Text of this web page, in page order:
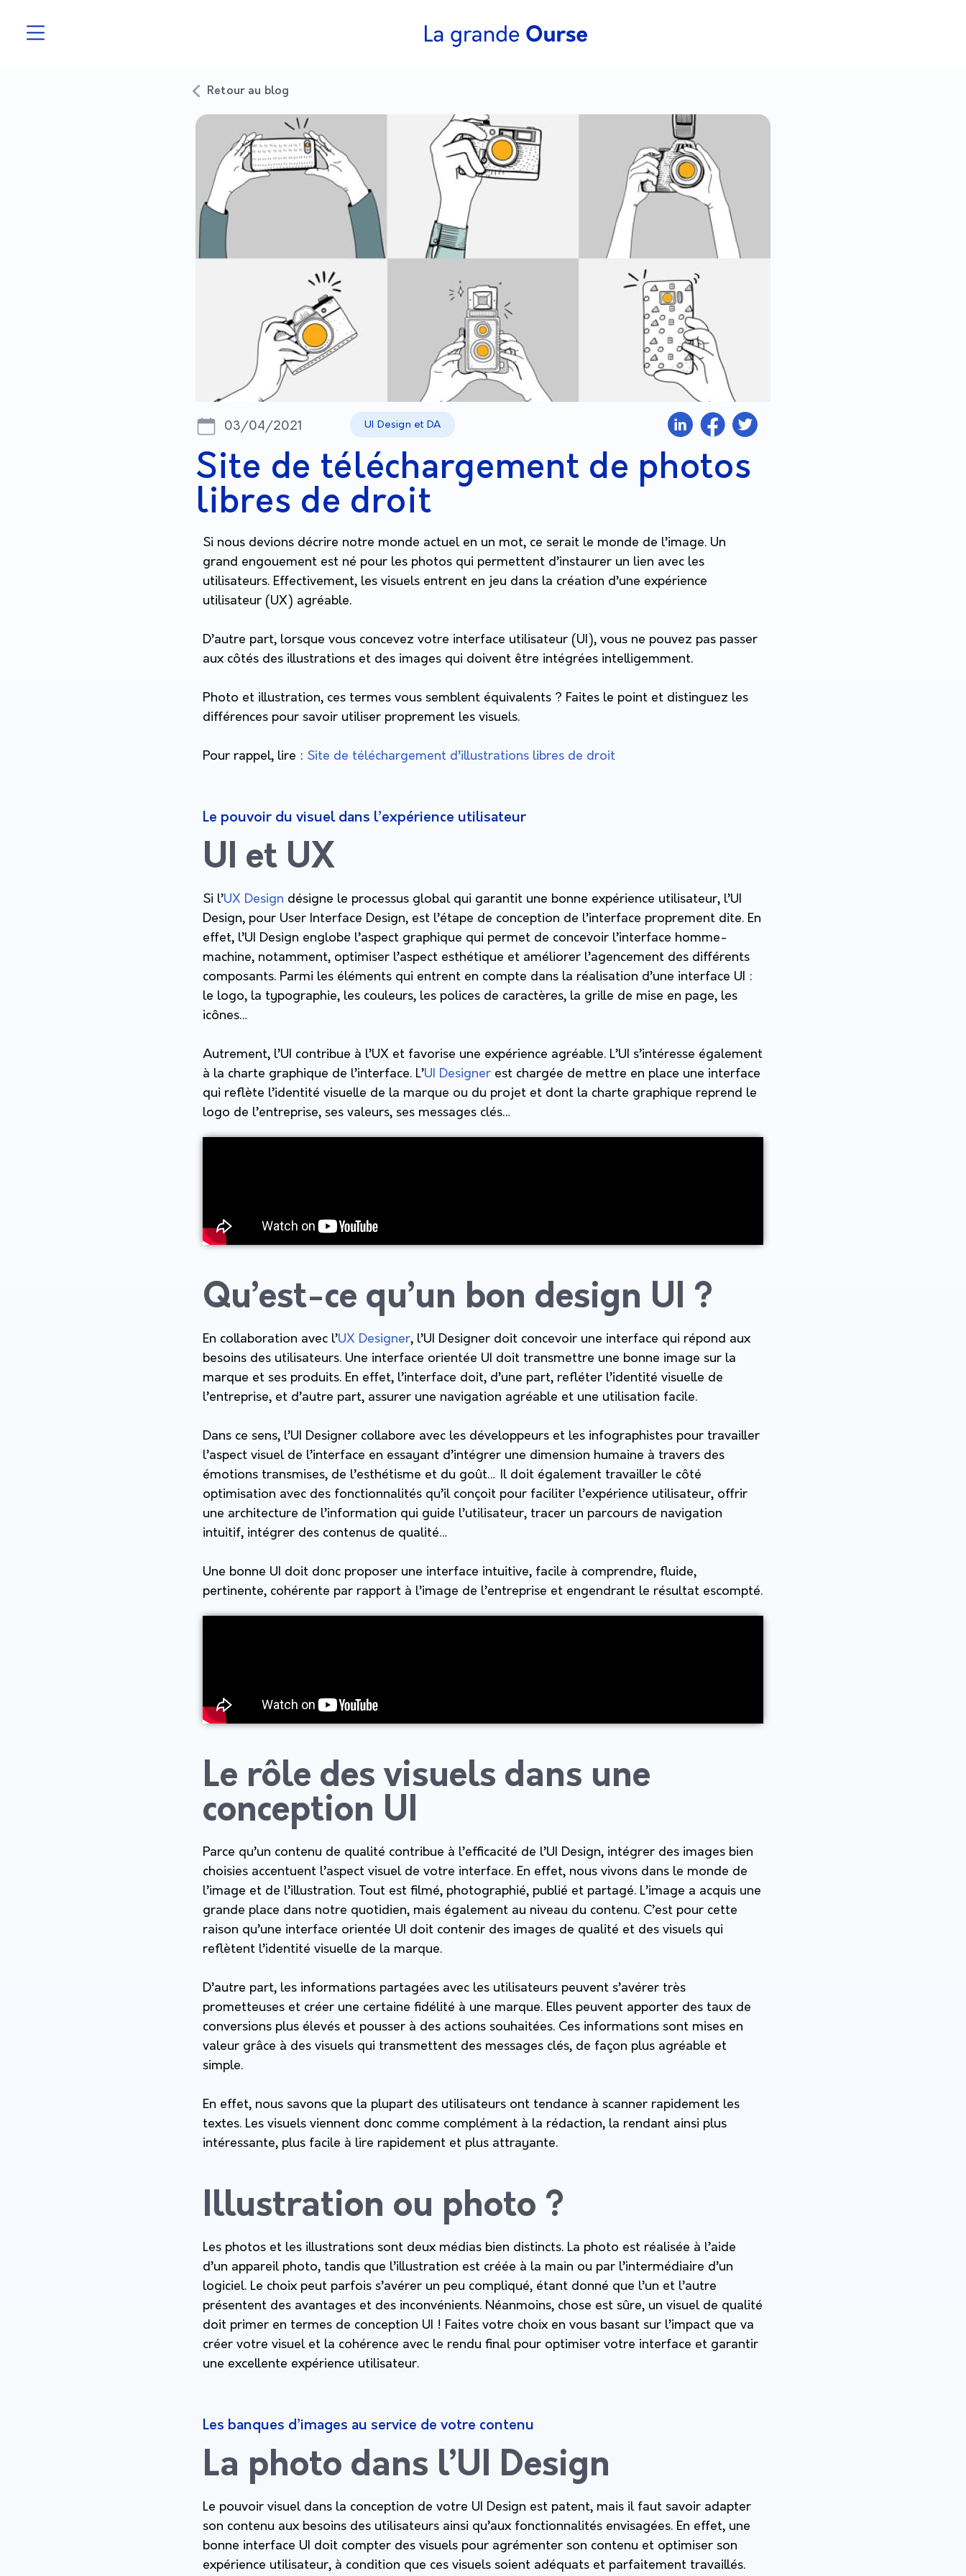
Retour au blog
03/04/2021 UI Design et DA
Site de téléchargement de photos
libres de droit
Si nous devions décrire notre monde actuel en un mot, ce serait le monde de l’image. Un
grand engouement est né pour les photos qui permettent d’instaurer un lien avec les
utilisateurs. Effectivement, les visuels entrent en jeu dans la création d’une expérience
utilisateur (UX) agréable.
D’autre part, lorsque vous concevez votre interface utilisateur (UI), vous ne pouvez pas passer
aux côtés des illustrations et des images qui doivent être intégrées intelligemment.
Photo et illustration, ces termes vous semblent équivalents ? Faites le point et distinguez les
différences pour savoir utiliser proprement les visuels.
Pour rappel, lire : Site de téléchargement d’illustrations libres de droit
Le pouvoir du visuel dans l’expérience utilisateur
UI et UX
Si l’UX Design désigne le processus global qui garantit une bonne expérience utilisateur, l’UI
Design, pour User Interface Design, est l’étape de conception de l’interface proprement dite. En
effet, l’UI Design englobe l’aspect graphique qui permet de concevoir l’interface homme-
machine, notamment, optimiser l’aspect esthétique et améliorer l’agencement des différents
composants. Parmi les éléments qui entrent en compte dans la réalisation d’une interface UI :
le logo, la typographie, les couleurs, les polices de caractères, la grille de mise en page, les
icônes…
Autrement, l’UI contribue à l’UX et favorise une expérience agréable. L’UI s’intéresse également
à la charte graphique de l’interface. L’UI Designer est chargée de mettre en place une interface
qui reflète l’identité visuelle de la marque ou du projet et dont la charte graphique reprend le
logo de l’entreprise, ses valeurs, ses messages clés…
Qu’est-ce qu’un bon design UI ?
En collaboration avec l’UX Designer, l’UI Designer doit concevoir une interface qui répond aux
besoins des utilisateurs. Une interface orientée UI doit transmettre une bonne image sur la
marque et ses produits. En effet, l’interface doit, d’une part, refléter l’identité visuelle de
l’entreprise, et d’autre part, assurer une navigation agréable et une utilisation facile.
Dans ce sens, l’UI Designer collabore avec les développeurs et les infographistes pour travailler
l’aspect visuel de l’interface en essayant d’intégrer une dimension humaine à travers des
émotions transmises, de l’esthétisme et du goût… Il doit également travailler le côté
optimisation avec des fonctionnalités qu’il conçoit pour faciliter l’expérience utilisateur, offrir
une architecture de l’information qui guide l’utilisateur, tracer un parcours de navigation
intuitif, intégrer des contenus de qualité…
Une bonne UI doit donc proposer une interface intuitive, facile à comprendre, fluide,
pertinente, cohérente par rapport à l’image de l’entreprise et engendrant le résultat escompté.
Le rôle des visuels dans une
conception UI
Parce qu’un contenu de qualité contribue à l’efficacité de l’UI Design, intégrer des images bien
choisies accentuent l’aspect visuel de votre interface. En effet, nous vivons dans le monde de
l’image et de l’illustration. Tout est filmé, photographié, publié et partagé. L’image a acquis une
grande place dans notre quotidien, mais également au niveau du contenu. C’est pour cette
raison qu’une interface orientée UI doit contenir des images de qualité et des visuels qui
reflètent l’identité visuelle de la marque.
D’autre part, les informations partagées avec les utilisateurs peuvent s’avérer très
prometteuses et créer une certaine fidélité à une marque. Elles peuvent apporter des taux de
conversions plus élevés et pousser à des actions souhaitées. Ces informations sont mises en
valeur grâce à des visuels qui transmettent des messages clés, de façon plus agréable et
simple.
En effet, nous savons que la plupart des utilisateurs ont tendance à scanner rapidement les
textes. Les visuels viennent donc comme complément à la rédaction, la rendant ainsi plus
intéressante, plus facile à lire rapidement et plus attrayante.
Illustration ou photo ?
Les photos et les illustrations sont deux médias bien distincts. La photo est réalisée à l’aide
d’un appareil photo, tandis que l’illustration est créée à la main ou par l’intermédiaire d’un
logiciel. Le choix peut parfois s’avérer un peu compliqué, étant donné que l’un et l’autre
présentent des avantages et des inconvénients. Néanmoins, chose est sûre, un visuel de qualité
doit primer en termes de conception UI ! Faites votre choix en vous basant sur l’impact que va
créer votre visuel et la cohérence avec le rendu final pour optimiser votre interface et garantir
une excellente expérience utilisateur.
Les banques d’images au service de votre contenu
La photo dans l’UI Design
Le pouvoir visuel dans la conception de votre UI Design est patent, mais il faut savoir adapter
son contenu aux besoins des utilisateurs ainsi qu’aux fonctionnalités envisagées. En effet, une
bonne interface UI doit compter des visuels pour agrémenter son contenu et optimiser son
expérience utilisateur, à condition que ces visuels soient adéquats et parfaitement travaillés.